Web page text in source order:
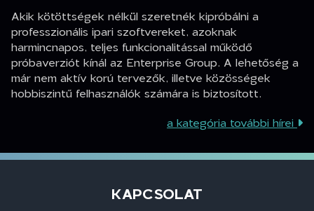
Akik kötöttségek nélkül szeretnék kipróbálni a
professzionális ipari szoftvereket, azoknak
harmincnapos, teljes funkcionalitással működő
próbaverziót kínál az Enterprise Group. A lehetőség a
már nem aktív korú tervezők, illetve közösségek
hobbiszintű felhasználók számára is biztosított.
a kategória további hírei
KAPCSOLAT